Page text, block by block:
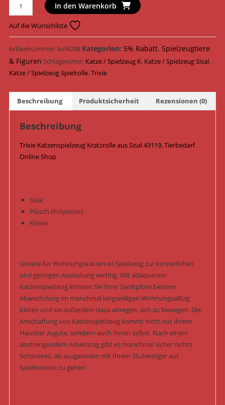
Katzenspielzeug
Kratzrolle
Sisal
ø
27
cm
39
In den Warenkorb
Auf die Wunschliste
Artikelnummer: bvl8208 Kategorien: 5% Rabatt, Spielzeugtiere
& Figuren Schlagwörter: Katze / Spielzeug K, Katze / Spielzeug Sisal,
Katze / Spielzeug Spielrolle,Trixie
Beschreibung Produktsicherheit Rezensionen (0)
Beschreibung
Trixie Katzenspielzeug Kratzrolle aus Sisal 43119, Tierbedarf
Online Shop
Sisal
Plüsch (Polyester)
Kissen
Gerade für Wohnungskatzen ist Spielzeug zur körperlichen
und geistigen Auslastung wichtig. Mit adäquatem
Katzenspielzeug können Sie Ihrer Samtpfote bestens
Abwechslung im manchmal langweiligen Wohnungsalltag
bieten und sie außerdem dazu anregen, sich zu bewegen. Die
Anschaffung von Katzenspielzeug kommt nicht nur Ihrem
Haustier zugute, sondern auch Ihnen selbst. Nach einem
anstrengendem Arbeitstag gibt es manchmal sicher nichts
Schöneres, als ausgelassen mit Ihrem Stubentiger auf
Spielmission zu gehen.